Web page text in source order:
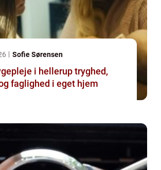
Sofie Sørensen
i hellerup tryghed,
faglighed i eget hjem